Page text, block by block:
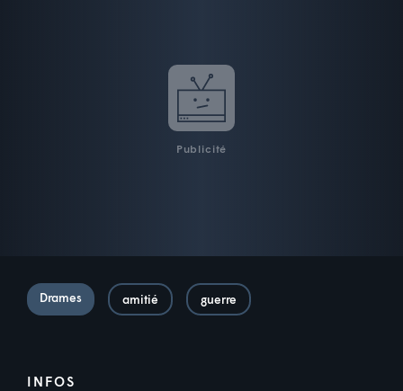
Publicité
Drames amitié guerre
INFOS